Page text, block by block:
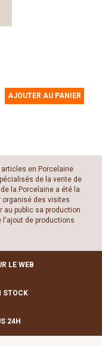
AJOUTER AU PANIER
en Porcelaine
de la vente de
la Porcelaine a été la
organisé des visites
public sa production
l'ajout de productions
LE WEB
STOCK
24H